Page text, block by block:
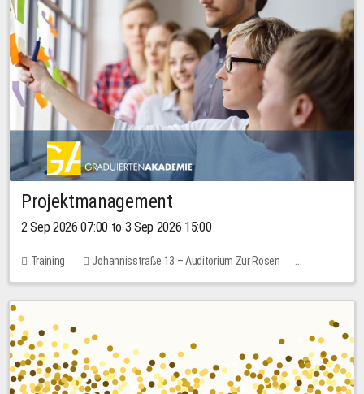
Projektmanagement
2 Sep 2026 07:00 to 3 Sep 2026 15:00
Training
Johannisstraße 13 – Auditorium Zur Rosen
No free places
30.00 EUR